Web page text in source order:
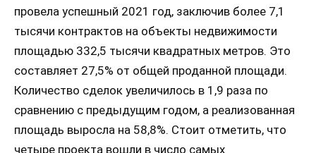
провела успешный 2021 год, заключив более 7,1
тысячи контрактов на объекты недвижимости
площадью 332,5 тысячи квадратных метров. Это
составляет 27,5% от общей проданной площади.
Количество сделок увеличилось в 1,9 раза по
сравнению с предыдущим годом, а реализованная
площадь выросла на 58,8%. Стоит отметить, что
четыре проекта вошли в число самых